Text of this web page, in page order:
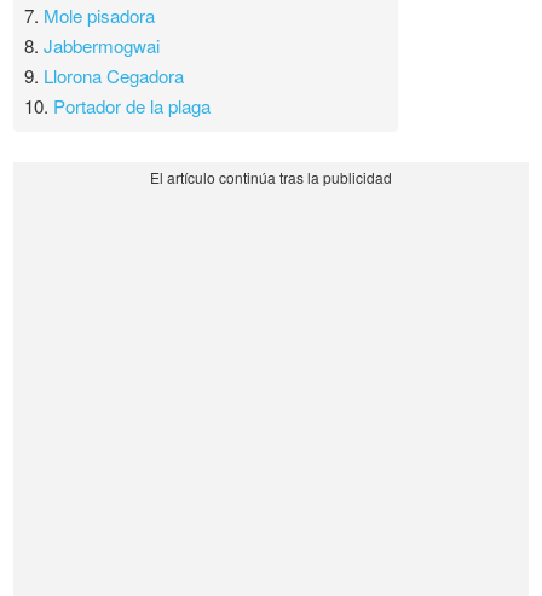
7. Mole pisadora
8.Jabbermogwai
9. Llorona Cegadora
10. Portador de la plaga